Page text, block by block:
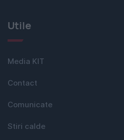
Utile
Media KIT
Contact
Comunicate
Stiri calde